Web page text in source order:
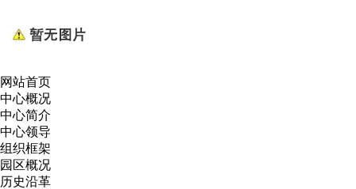
网站首页
中心概况
中心简介
中心领导
组织框架
园区概况
历史沿革